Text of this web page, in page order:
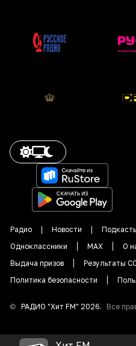
Радио Новости
Одноклассники
MAX О
Выдача призов
Результаты
Политика безопасности
© РАДИО "Хит FM" 2026. Все